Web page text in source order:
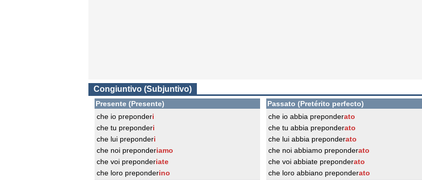
Congiuntivo (Subjuntivo)
Presente (Presente)
che io preponderi
che tu preponderi
che lui preponderi
che noi preponderiamo
che voi preponderiate
che loro preponderino
Passato (Pretérito perfecto)
che io abbia preponderato
che tu abbia preponderato
che lui abbia preponderato
che noi abbiamo preponderato
che voi abbiate preponderato
che loro abbiano preponderato